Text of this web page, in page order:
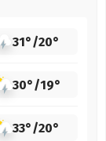
31°/20°
30°/19°
33°/20°